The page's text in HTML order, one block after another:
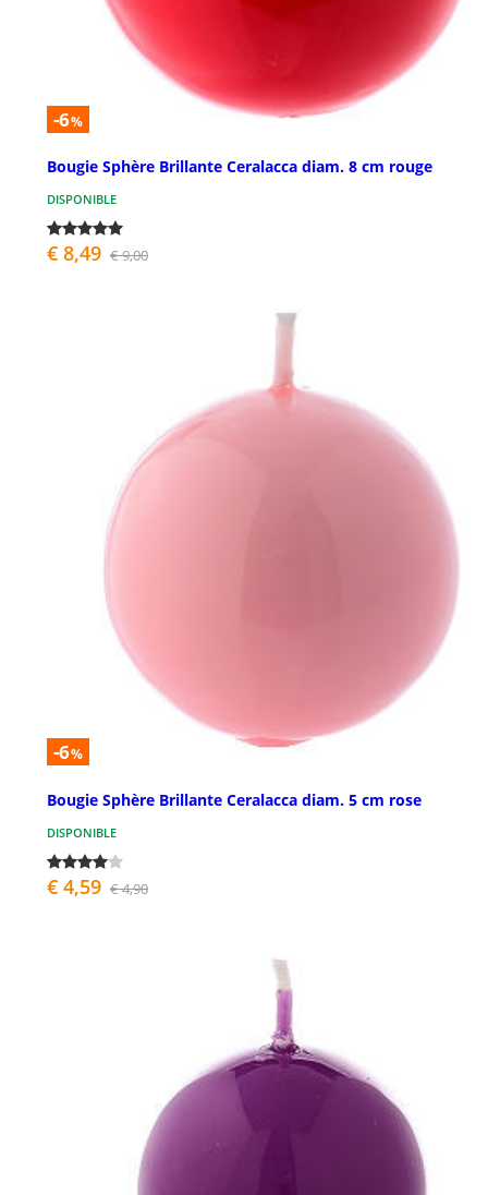
-6%
Bougie Sphère Brillante Ceralacca diam. 8 cm rouge
DISPONIBLE
€ 8,49 € 9,00
-6%
Bougie Sphère Brillante Ceralacca diam. 5 cm rose
DISPONIBLE
€ 4,59 € 4,90